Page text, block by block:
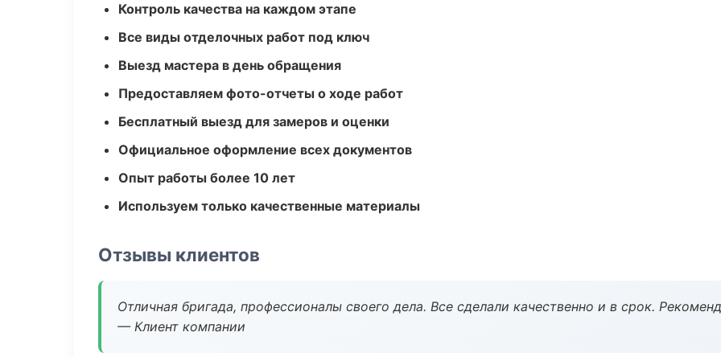
Контроль качества на каждом этапе
Все виды отделочных работ под ключ
Выезд мастера в день обращения
Предоставляем фото-отчеты о ходе работ
Бесплатный выезд для замеров и оценки
Официальное оформление всех документов
Опыт работы более 10 лет
Используем только качественные материалы
Отзывы клиентов
Отличная бригада, профессионалы своего дела. Все сделали качественно и в срок.
— Клиент компании